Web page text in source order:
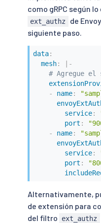
como gRPC según
ext_authz
de
siguiente paso.
data:
mesh:
-
# Agregue
-
name:
service:
port :
-
name:
service:
port :
Alternativamente,
de extensión para
del filtro
ext_authz